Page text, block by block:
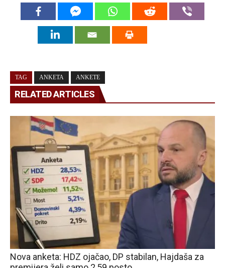
TAG ANKETA ANKETE
RELATED ARTICLES
Nova anketa: HDZ ojačao, DP stabilan, Hajdaša za